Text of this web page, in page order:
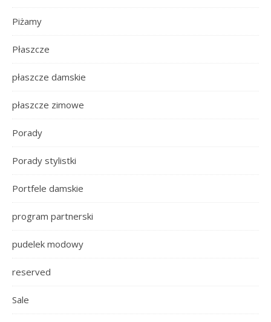
Piżamy
Płaszcze
płaszcze damskie
płaszcze zimowe
Porady
Porady stylistki
Portfele damskie
program partnerski
pudelek modowy
reserved
Sale